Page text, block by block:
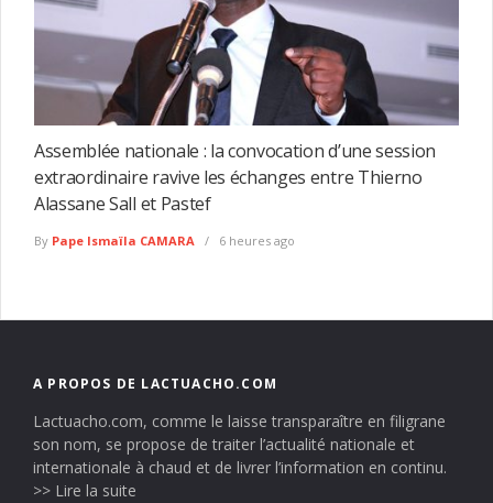
Assemblée nationale : la convocation d’une session
extraordinaire ravive les échanges entre Thierno
Alassane Sall et Pastef
By Pape Ismaïla CAMARA 6 heures ago
A PROPOS DE LACTUACHO.COM
Lactuacho.com, comme le laisse transparaître en filigrane
son nom, se propose de traiter l’actualité nationale et
internationale à chaud et de livrer l’information en continu.
>> Lire la suite